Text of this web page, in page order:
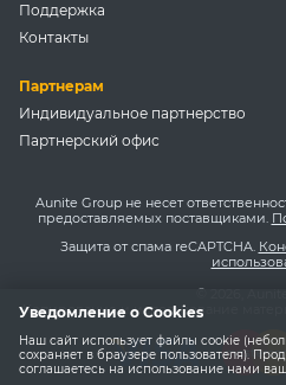
Поддержка
Контакты
Партнерам
Индивидуальное партнерство
Партнерский офис
Aunite Group не несет
предоставляемых поставщиками.
Защита от спама reCAPTCHA.
© 2026,
Копирование и использование
Уведомление о Cookies
Наш сайт использует файлы cookie
сохраняет в браузере пользователя).
соглашаетесь на использование нами